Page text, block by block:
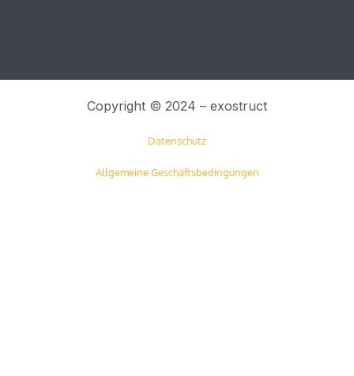
Copyright © 2024 – exostruct
Datenschutz
Allgemeine Geschäftsbedingungen